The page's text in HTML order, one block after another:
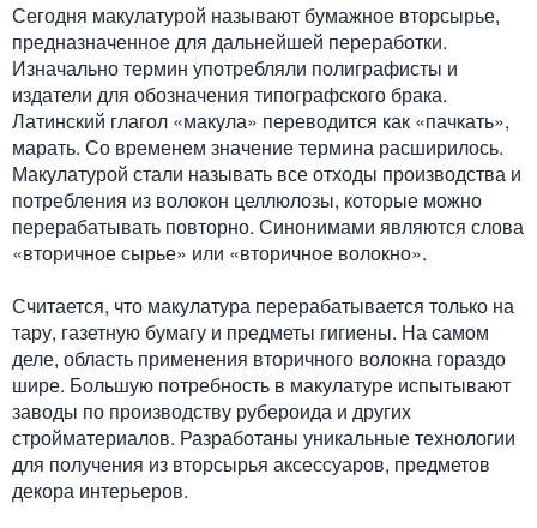
Сегодня макулатурой называют бумажное вторсырье,
предназначенное для дальнейшей переработки.
Изначально термин употребляли полиграфисты и
издатели для обозначения типографского брака.
Латинский глагол «макула» переводится как «пачкать»,
марать. Со временем значение термина расширилось.
Макулатурой стали называть все отходы производства и
потребления из волокон целлюлозы, которые можно
перерабатывать повторно. Синонимами являются слова
«вторичное сырье» или «вторичное волокно».
Считается, что макулатура перерабатывается только на
тару, газетную бумагу и предметы гигиены. На самом
деле, область применения вторичного волокна гораздо
шире. Большую потребность в макулатуре испытывают
заводы по производству рубероида и других
стройматериалов. Разработаны уникальные технологии
для получения из вторсырья аксессуаров, предметов
декора интерьеров.